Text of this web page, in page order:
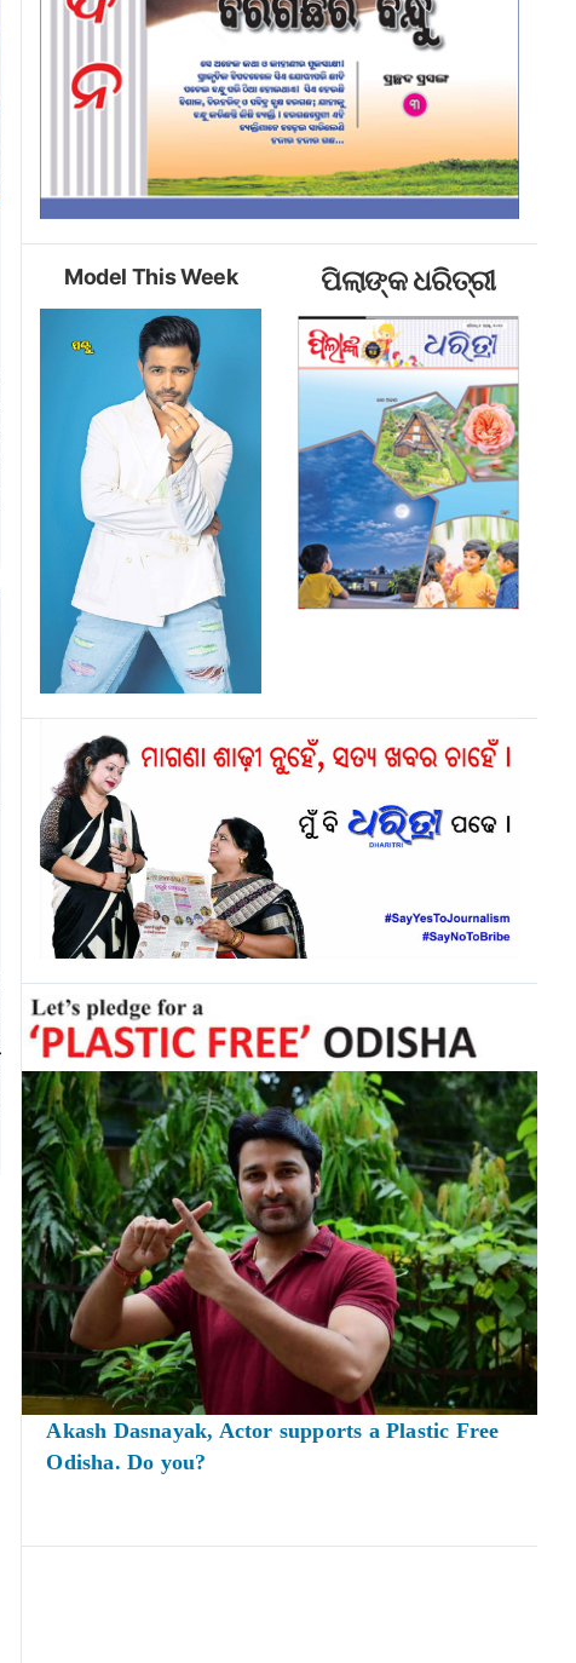
Model This Week ପିଲାଙ୍କ ଧରିତ୍ରୀ
Akash Dasnayak, Actor supports a Plastic Free
Odisha. Do you?